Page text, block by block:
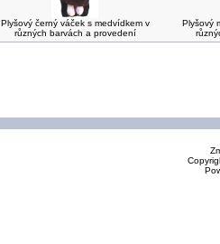
Plyšový černý váček s medvídkem v
různých barvách a provedení
Plyšový